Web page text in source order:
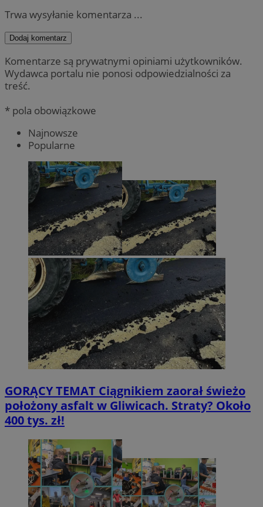
Trwa wysyłanie komentarza ...
Dodaj komentarz
Komentarze są prywatnymi opiniami użytkowników.
Wydawca portalu nie ponosi odpowiedzialności za
treść.
* pola obowiązkowe
Najnowsze
Popularne
GORĄCY TEMAT Ciągnikiem zaorał świeżo
położony asfalt w Gliwicach. Straty? Około
400 tys. zł!